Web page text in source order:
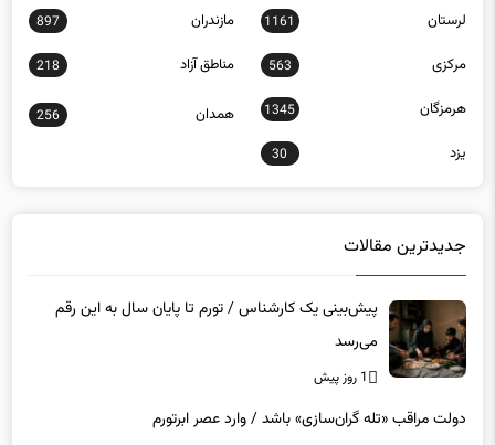
لرستان 1161 مازندران 897
مرکزی 563 مناطق آزاد 218
هرمزگان 1345 همدان 256
یزد 30
جدیدترین مقالات
پیش‌بینی یک کارشناس / تورم تا پایان سال به این رقم
می‌رسد
1 روز پیش
دولت مراقب «تله گران‌سازی» باشد / وارد عصر ابرتورم